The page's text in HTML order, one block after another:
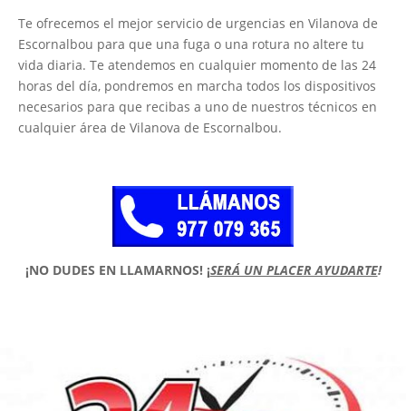
Te ofrecemos el mejor servicio de urgencias en Vilanova de
Escornalbou para que una fuga o una rotura no altere tu
vida diaria. Te atendemos en cualquier momento de las 24
horas del día, pondremos en marcha todos los dispositivos
necesarios para que recibas a uno de nuestros técnicos en
cualquier área de Vilanova de Escornalbou.
¡NO DUDES EN LLAMARNOS! ¡SERÁ UN PLACER AYUDARTE!